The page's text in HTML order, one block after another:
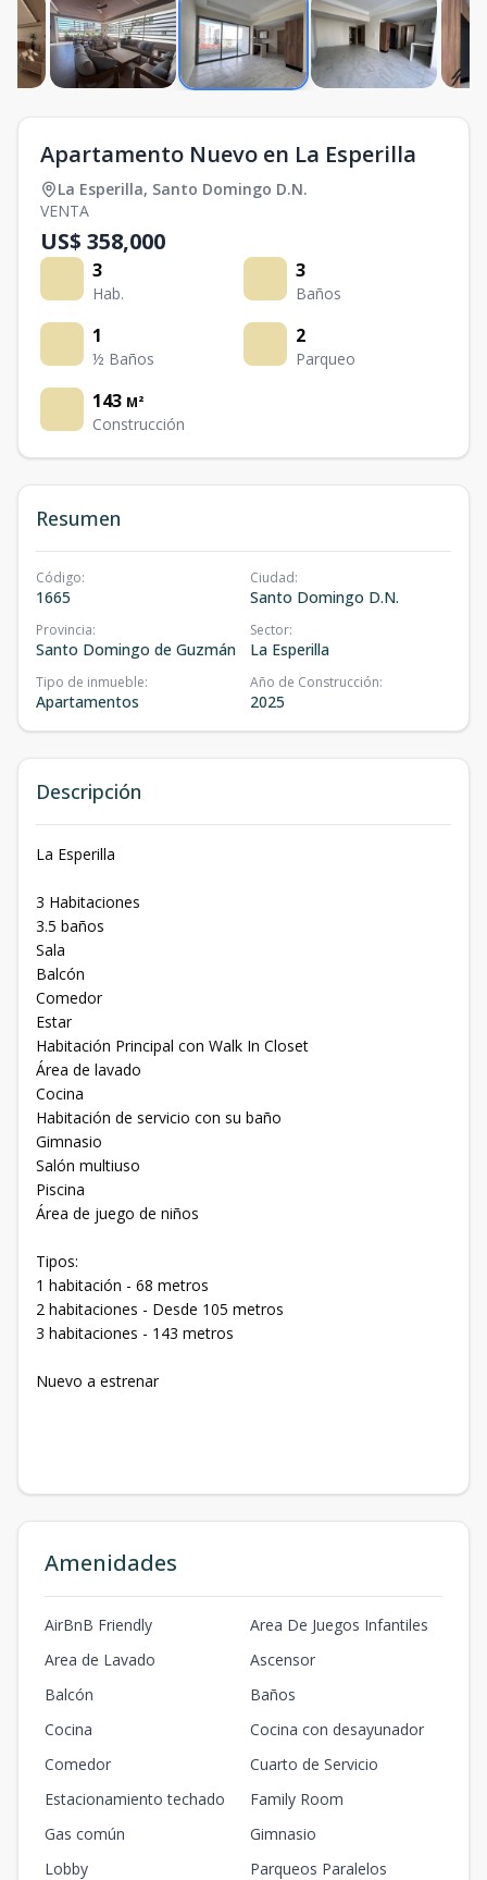
Apartamento Nuevo en La Esperilla
La Esperilla, Santo Domingo D.N.
VENTA
US$ 358,000
3
Hab.
3
Baños
1
½ Baños
2
Parqueo
143 M²
Construcción
Resumen
Código:
1665
Ciudad:
Santo Domingo D.N.
Provincia:
Santo Domingo de Guzmán
Sector:
La Esperilla
Tipo de inmueble:
Apartamentos
Año de Construcción:
2025
Descripción
La Esperilla
3 Habitaciones
3.5 baños
Sala
Balcón
Comedor
Estar
Habitación Principal con Walk In Closet
Área de lavado
Cocina
Habitación de servicio con su baño
Gimnasio
Salón multiuso
Piscina
Área de juego de niños
Tipos:
1 habitación - 68 metros
2 habitaciones - Desde 105 metros
3 habitaciones - 143 metros
Nuevo a estrenar
Amenidades
AirBnB Friendly
Area De Juegos Infantiles
Area de Lavado
Ascensor
Balcón
Baños
Cocina
Cocina con desayunador
Comedor
Cuarto de Servicio
Estacionamiento techado
Family Room
Gas común
Gimnasio
Lobby
Parqueos Paralelos